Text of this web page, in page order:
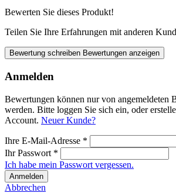
Bewerten Sie dieses Produkt!
Teilen Sie Ihre Erfahrungen mit anderen
Bewertung schreiben Bewertungen anzeigen
Anmelden
Bewertungen können nur von angemeldeten
werden. Bitte loggen Sie sich ein, oder
Account. Neuer Kunde?
Ihre E-Mail-Adresse *
Ihr Passwort *
Ich habe mein Passwort vergessen.
Anmelden
Abbrechen